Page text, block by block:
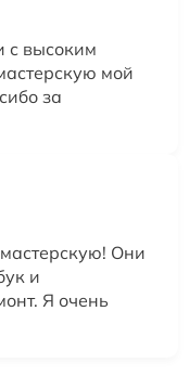
с высоким
мой
за
Они
и
Я очень